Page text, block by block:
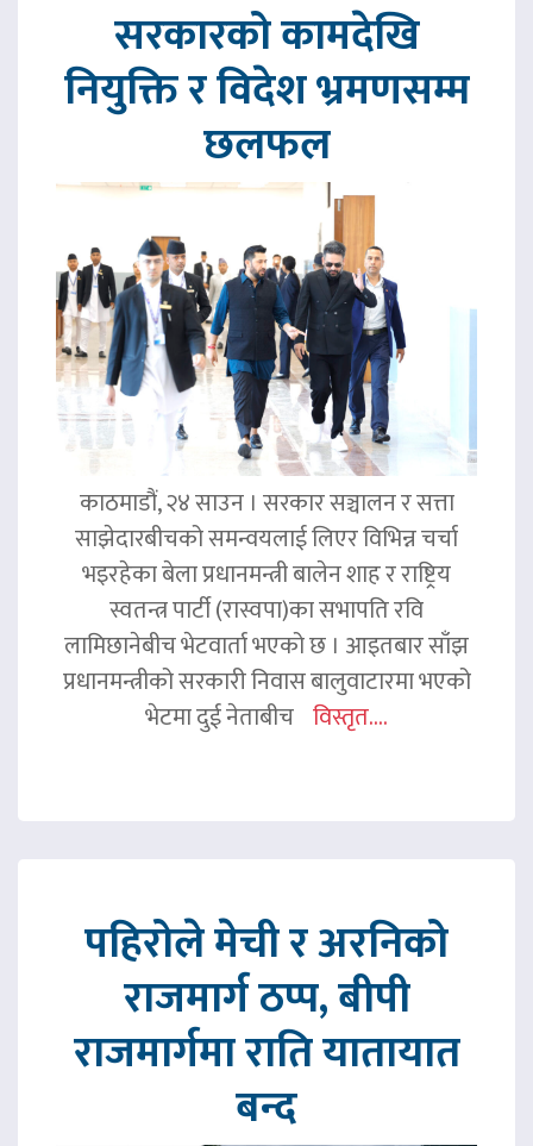
सरकारको कामदेखि
नियुक्ति र विदेश भ्रमणसम्म
छलफल
काठमाडौं, २४ साउन । सरकार सञ्चालन र सत्ता
साझेदारबीचको समन्वयलाई लिएर विभिन्न चर्चा
भइरहेका बेला प्रधानमन्त्री बालेन शाह र राष्ट्रिय
स्वतन्त्र पार्टी (रास्वपा)का सभापति रवि
लामिछानेबीच भेटवार्ता भएको छ । आइतबार साँझ
प्रधानमन्त्रीको सरकारी निवास बालुवाटारमा भएको
भेटमा दुई नेताबीच विस्तृत....
पहिरोले मेची र अरनिको
राजमार्ग ठप्प, बीपी
राजमार्गमा राति यातायात
बन्द